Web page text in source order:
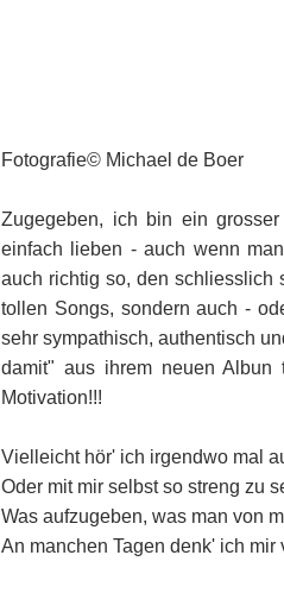
Fotografie© Michael de Boer
Zugegeben, ich bin ein
einfach lieben - auch wenn
auch richtig so, den schliesslich
tollen Songs, sondern auch -
sehr sympathisch, authentisch
damit" aus ihrem neuen Albun
Motivation!!!
Vielleicht hör' ich irgendwo mal
Oder mit mir selbst so streng zu
Was aufzugeben, was man von
An manchen Tagen denk' ich mir